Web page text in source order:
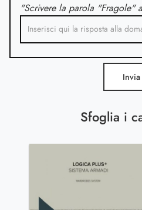
Sfoglia i
"Scrivere la parola "Fragole"
Invia